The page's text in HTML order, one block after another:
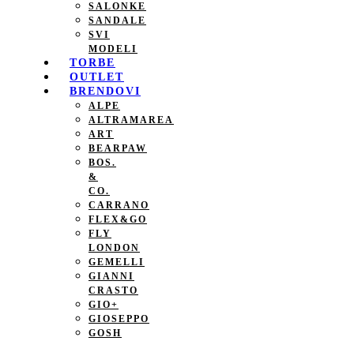
SALONKE
SANDALE
SVI
MODELI
TORBE
OUTLET
BRENDOVI
ALPE
ALTRAMAREA
ART
BEARPAW
BOS.
&
CO.
CARRANO
FLEX&GO
FLY
LONDON
GEMELLI
GIANNI
CRASTO
GIO+
GIOSEPPO
GOSH